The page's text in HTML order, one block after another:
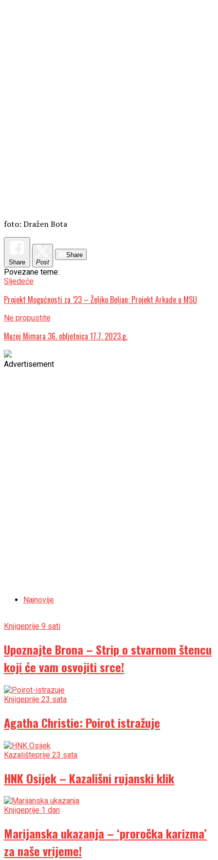
foto: Dražen Bota
Share Post
Share
Povezane teme:
Sljedeće
Projekt Mogućnosti za ’23 – Željko Beljan: Projekt Arkade u MSU
Ne propustite
Muzej Mimara 36. obljetnica 17.7. 2023.g.
Advertisement
Najnovije
Knjigeprije 9 sati
Upoznajte Brona – Strip o stvarnom štencu
koji će vam osvojiti srce!
Knjigeprije 23 sata
Agatha Christie: Poirot istražuje
Kazališteprije 23 sata
HNK Osijek – Kazališni rujanski klik
Knjigeprije 1 dan
Marijanska ukazanja – ‘proročka karizma’
za naše vrijeme!